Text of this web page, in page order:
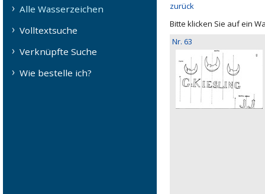
Alle Wasserzeichen
Volltextsuche
Verknüpfte Suche
Wie bestelle ich?
zurück
Bitte klicken Sie auf ein
Nr. 63